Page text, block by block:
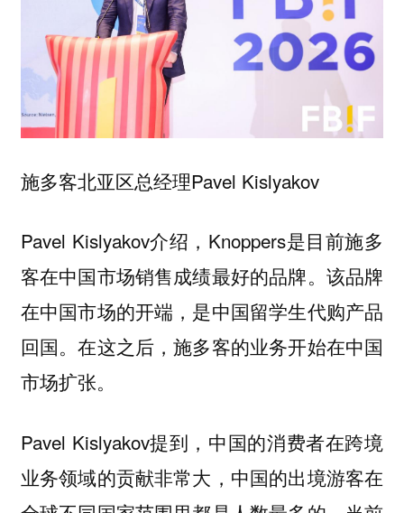
施多客北亚区总经理Pavel Kislyakov
Pavel Kislyakov介绍，Knoppers是目前施多
客在中国市场销售成绩最好的品牌。该品牌
在中国市场的开端，是中国留学生代购产品
回国。在这之后，施多客的业务开始在中国
市场扩张。
Pavel Kislyakov提到， 中国的消费者在跨境
业务领域的贡献非常大，中国的出境游客在